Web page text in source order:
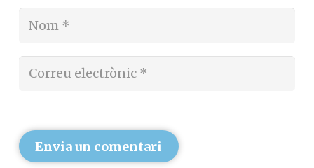
Envia un comentari